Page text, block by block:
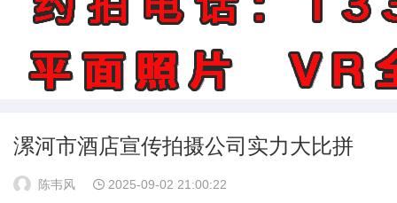
漯河市酒店宣传拍摄公司实力大比拼
陈韦风 2025-09-02 21:00:22